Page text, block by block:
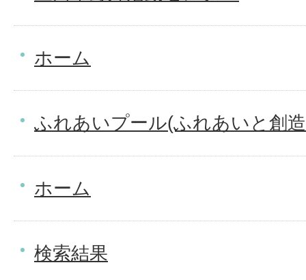
ホーム
ふれあいプール(ふれあいと創
ホーム
検索結果